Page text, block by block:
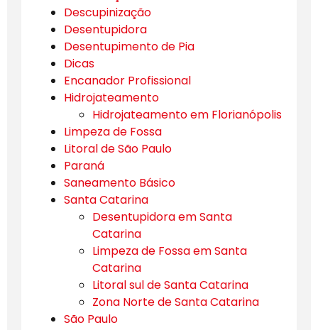
Descupinização
Desentupidora
Desentupimento de Pia
Dicas
Encanador Profissional
Hidrojateamento
Hidrojateamento em Florianópolis
Limpeza de Fossa
Litoral de São Paulo
Paraná
Saneamento Básico
Santa Catarina
Desentupidora em Santa
Catarina
Limpeza de Fossa em Santa
Catarina
Litoral sul de Santa Catarina
Zona Norte de Santa Catarina
São Paulo